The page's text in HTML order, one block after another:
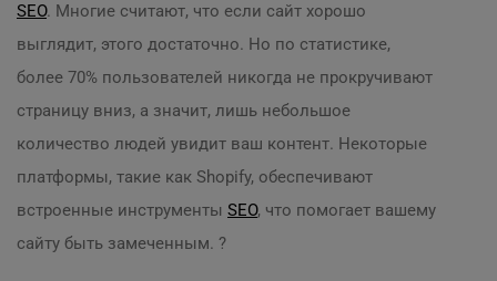
SEO. Многие считают, что если сайт хорошо
выглядит, этого достаточно. Но по статистике,
более 70% пользователей никогда не прокручивают
страницу вниз, а значит, лишь небольшое
количество людей увидит ваш контент. Некоторые
платформы, такие как Shopify, обеспечивают
встроенные инструменты SEO, что помогает вашему
сайту быть замеченным. ?